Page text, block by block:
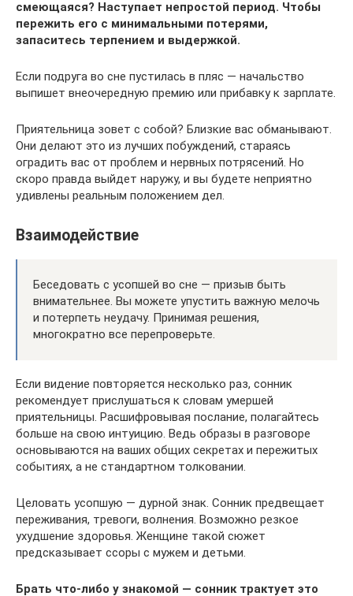
смеющаяся? Наступает непростой период. Чтобы
пережить его с минимальными потерями,
запаситесь терпением и выдержкой.
Если подруга во сне пустилась в пляс — начальство
выпишет внеочередную премию или прибавку к зарплате.
Приятельница зовет с собой? Близкие вас обманывают.
Они делают это из лучших побуждений, стараясь
оградить вас от проблем и нервных потрясений. Но
скоро правда выйдет наружу, и вы будете неприятно
удивлены реальным положением дел.
Взаимодействие
Беседовать с усопшей во сне — призыв быть
внимательнее. Вы можете упустить важную мелочь
и потерпеть неудачу. Принимая решения,
многократно все перепроверьте.
Если видение повторяется несколько раз, сонник
рекомендует прислушаться к словам умершей
приятельницы. Расшифровывая послание, полагайтесь
больше на свою интуицию. Ведь образы в разговоре
основываются на ваших общих секретах и пережитых
событиях, а не стандартном толковании.
Целовать усопшую — дурной знак. Сонник предвещает
переживания, тревоги, волнения. Возможно резкое
ухудшение здоровья. Женщине такой сюжет
предсказывает ссоры с мужем и детьми.
Брать что-либо у знакомой — сонник трактует это